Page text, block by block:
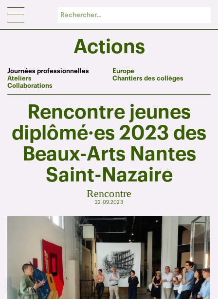
Actions
Journées professionnelles
Ateliers
Collaborations
Europe
Chantiers des collèges
Rencontre jeunes
diplômé·es 2023 des
Beaux-Arts Nantes
Saint-Nazaire
Rencontre
22.09.2023